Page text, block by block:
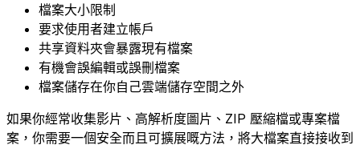
檔案大小限制
要求使用者建立帳戶
共享資料夾會暴露現有檔案
有機會誤編輯或誤刪檔案
檔案儲存在你自己雲端儲存空間之外
如果你經常收集影片、高解析度圖片、ZIP 壓縮檔或專案檔
案，你需要一個安全而且可擴展嘅方法，將大檔案直接接收到